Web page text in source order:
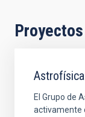
El Grupo de
activamente